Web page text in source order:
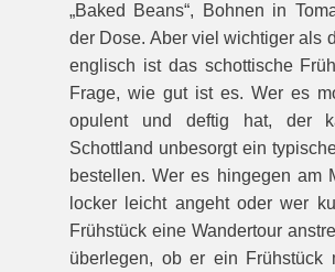
„Baked Beans“, Bohnen in
der Dose. Aber viel wichtiger als
englisch ist das schottische
Frage, wie gut ist es. Wer es
opulent und deftig hat, der
Schottland unbesorgt ein
bestellen. Wer es hingegen am
locker leicht angeht oder wer
Frühstück eine Wandertour
überlegen, ob er ein Frühstück